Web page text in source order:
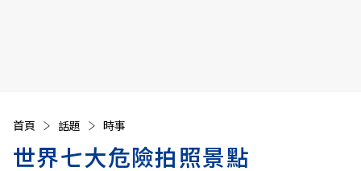
首頁 話題 時事
世界七大危險拍照景點